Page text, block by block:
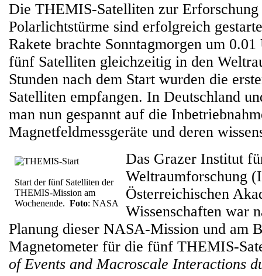
Die THEMIS-Satelliten zur Erforschung
Polarlichtstürme sind erfolgreich
Rakete brachte Sonntagmorgen um
fünf Satelliten gleichzeitig in den
Stunden nach dem Start wurden die
Satelliten empfangen. In Deutschland
man nun gespannt auf die
Magnetfeldmessgeräte und deren
Start der fünf Satelliten der
THEMIS-Mission am
Wochenende. Foto: NASA
Das Grazer Institut
Weltraumforschung
Österreichischen
Wissenschaften war
Planung dieser NASA-Mission und am
Magnetometer für die fünf THEMIS-
of Events and Macroscale Interactions